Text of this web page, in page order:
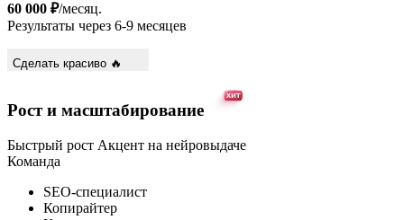
60 000 ₽/месяц.
Результаты через 6-9 месяцев
Сделать красиво 🔥
Рост и масштабирование
Быстрый рост Акцент на нейровыдаче
Команда
SEO-специалист
Копирайтер